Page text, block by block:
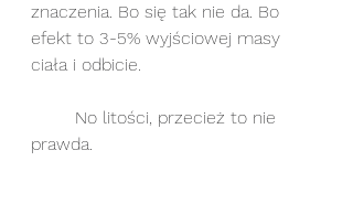
znaczenia. Bo się tak nie da. Bo
efekt to 3-5% wyjściowej masy
ciała i odbicie.
prawda.